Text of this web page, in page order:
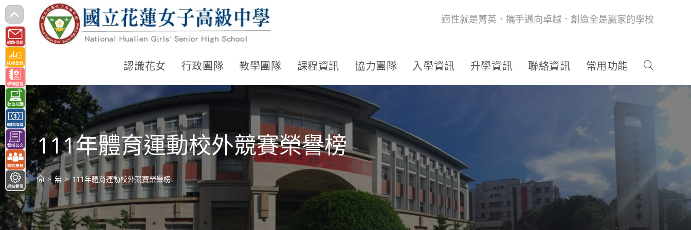
跳
轉
至
主
要
內
容
適性就是菁英．攜手邁向卓越．創造全是贏家的學校
認識花女 行政團隊 教學團隊 課程資訊 協力團隊 入學資訊 升學資訊 聯絡資訊 常用功能
111年體育運動校外競賽榮譽榜
> 無 > 111年體育運動校外競賽榮譽榜